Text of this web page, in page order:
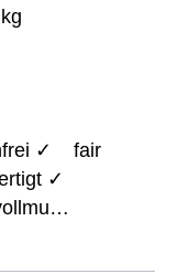
✓ fair
✓